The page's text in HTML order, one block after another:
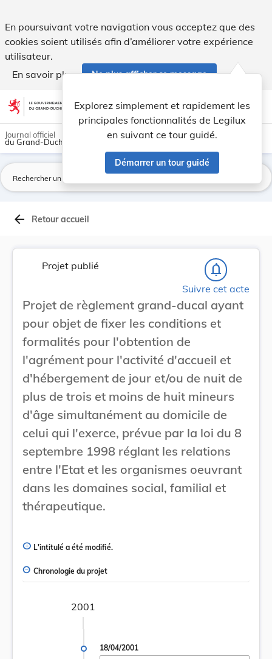
En poursuivant votre navigation vous acceptez que des
cookies soient utilisés afin d’améliorer votre expérience
utilisateur.
En savoir plus
Ne plus afficher ce message
Aller au contenu account_circle help Aide
Explorez simplement et rapidement les
principales fonctionnalités de Legilux
en suivant ce tour guidé.
Démarrer un tour guidé
light_mode dark_mode
Journal officiel
du Grand-Duché de Luxembourg
arrow_back Retour accueil
Projet publié notifications_none
Suivre cet acte
Projet de règlement grand-ducal ayant
pour objet de fixer les conditions et
formalités pour l'obtention de
l'agrément pour l'activité d'accueil et
d'hébergement de jour et/ou de nuit de
plus de trois et moins de huit mineurs
d'âge simultanément au domicile de
celui qui l'exerce, prévue par la loi du 8
septembre 1998 réglant les relations
entre l'Etat et les organismes oeuvrant
dans les domaines social, familial et
thérapeutique.
L'intitulé a été modifié.
Chronologie du projet
2001
18/04/2001